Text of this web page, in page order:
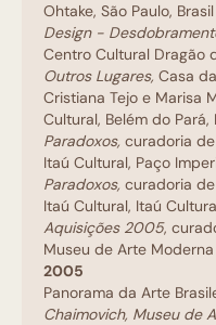
Ohtake, São Paulo, Brasil
Design -
Centro Cultural Dragão
Outros Lugares, Casa
Cristiana Tejo e Marisa
Cultural, Belém do Pará,
Paradoxos, curadoria
Itaú Cultural, Paço
Paradoxos, curadoria
Itaú Cultural, Itaú
Aquisições 2005,
Museu de Arte Moderna
2005
Panorama da Arte
Chaimovich, Museu de